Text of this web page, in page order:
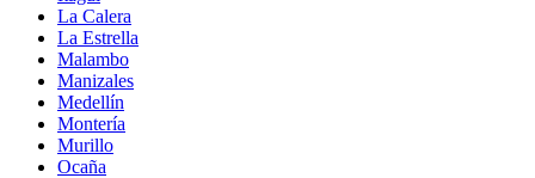
La Calera
La Estrella
Malambo
Manizales
Medellín
Montería
Murillo
Ocaña